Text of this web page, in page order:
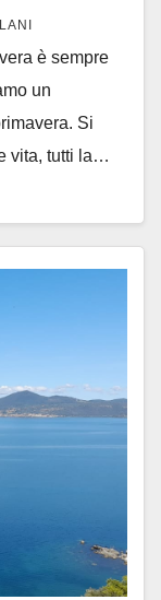
è sempre
un
Si
vita, tutti la…